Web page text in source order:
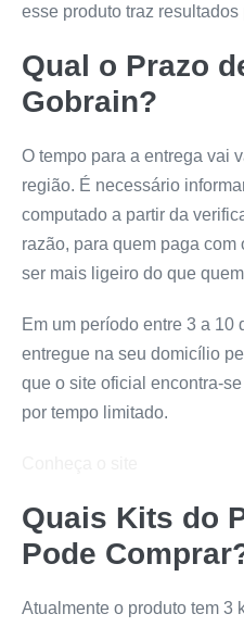
esse produto traz resultados
Qual o Prazo
Gobrain?
O tempo para a entrega vai
região. É necessário
computado a partir da
razão, para quem paga com
ser mais ligeiro do que
Em um período entre 3 a 10
entregue na seu domicílio
que o site oficial encontra-
por tempo limitado.
Quais Kits do
Pode
Atualmente o produto tem